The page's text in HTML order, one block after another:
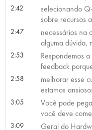
2:42
selecionando
sobre recursos
2:47
necessários na
alguma dúvida,
2:53
Respondemos
feedback
2:58
melhorar esse
estamos
3:05
Você pode
você deve
3:09
Geral do